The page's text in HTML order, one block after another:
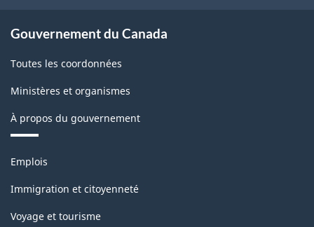
Gouvernement du Canada
Toutes les coordonnées
Ministères et organismes
À propos du gouvernement
Thèmes
sujets
Emplois
Immigration et citoyenneté
Voyage et tourisme